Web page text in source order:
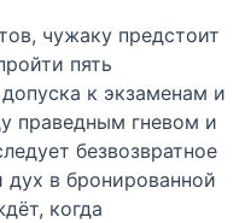
чужаку предстоит
пять
к экзаменам и
праведным гневом и
безвозвратное
в бронированной
когда